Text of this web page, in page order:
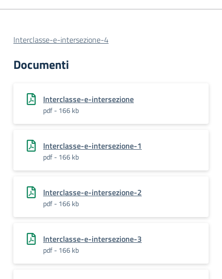
Interclasse-e-intersezione-4
Documenti
Interclasse-e-intersezione
pdf - 166 kb
Interclasse-e-intersezione-1
pdf - 166 kb
Interclasse-e-intersezione-2
pdf - 166 kb
Interclasse-e-intersezione-3
pdf - 166 kb